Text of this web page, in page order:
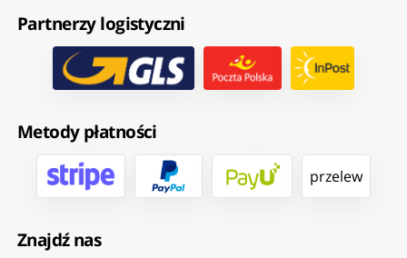
Partnerzy logistyczni
Metody płatności
przelew
Znajdź nas